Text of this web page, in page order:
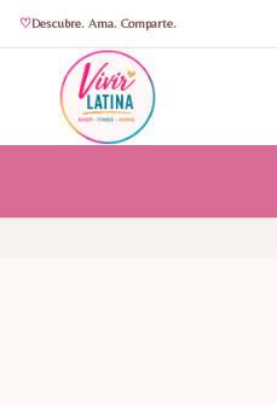
Descubre. Ama. Comparte.
contenido